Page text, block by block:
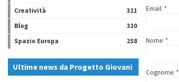
Creatività
321
Blog
310
Spazio Europa
258
Ultime news da Progetto Giovani
Email: *
Nome: *
Cognome: *